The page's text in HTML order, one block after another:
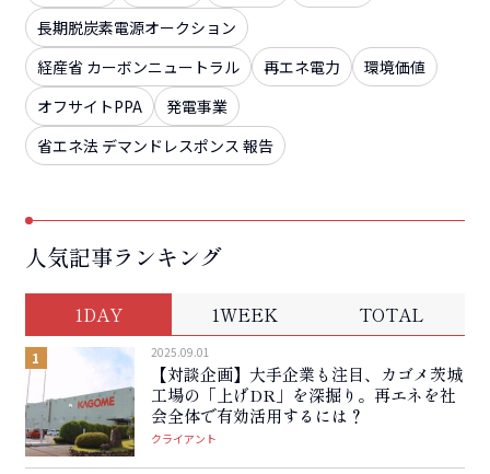
長期脱炭素電源オークション
経産省 カーボンニュートラル
再エネ電力
環境価値
オフサイトPPA
発電事業
省エネ法 デマンドレスポンス 報告
人気記事ランキング
1DAY 1WEEK TOTAL
2025.09.01
【対談企画】大手企業も注目、カゴメ茨城
工場の「上げDR」を深掘り。再エネを社
会全体で有効活用するには？
クライアント